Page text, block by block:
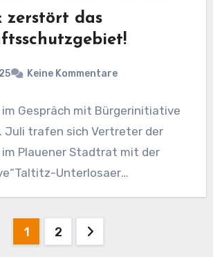
zerstört das
Keine Kommentare
im Gespräch mit Bürgerinitiative
Juli trafen sich Vertreter der
im Plauener Stadtrat mit der
Unterlosaer
um…
1 2